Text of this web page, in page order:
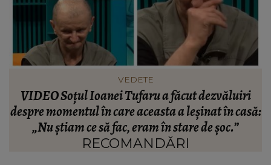
VEDETE
Cătălin Crișan dezvăluie motivul despărțirii de
Camelia Tabără. Ce a spus artistul despre
standardele fostei partenere: „Nu pot să...”
RECOMANDĂRI